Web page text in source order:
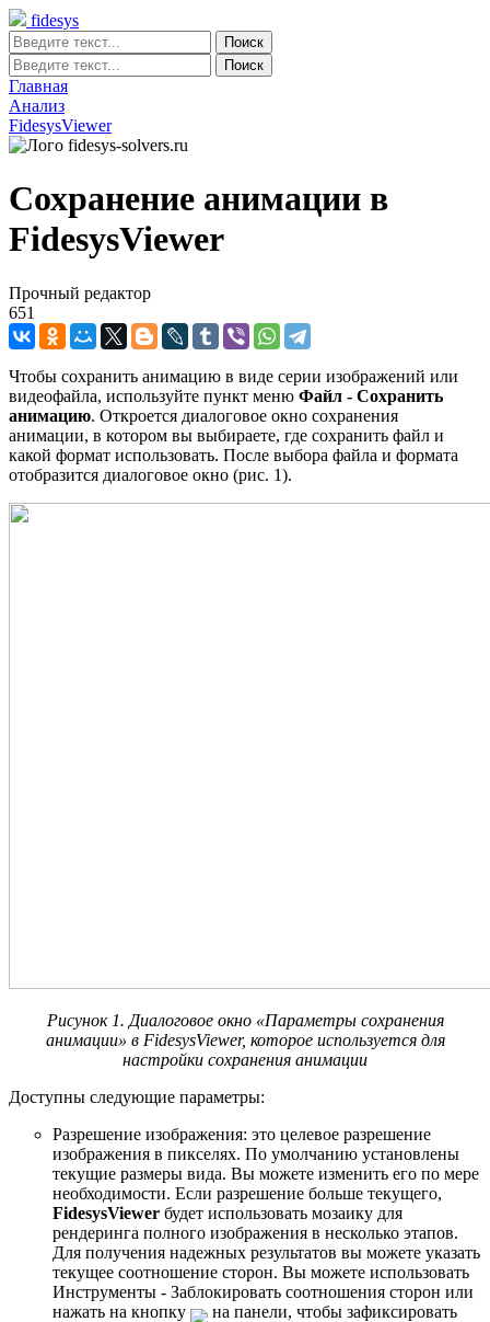
fidesys
Главная
Анализ
FidesysViewer
Сохранение анимации в
FidesysViewer
Прочный редактор
651
Чтобы сохранить анимацию в виде серии изображений или
видеофайла, используйте пункт меню Файл - Сохранить
анимацию. Откроется диалоговое окно сохранения
анимации, в котором вы выбираете, где сохранить файл и
какой формат использовать. После выбора файла и формата
отобразится диалоговое окно (рис. 1).
Рисунок 1. Диалоговое окно «Параметры сохранения
анимации» в FidesysViewer, которое используется для
настройки сохранения анимации
Доступны следующие параметры:
Разрешение изображения: это целевое разрешение
изображения в пикселях. По умолчанию установлены
текущие размеры вида. Вы можете изменить его по мере
необходимости. Если разрешение больше текущего,
FidesysViewer будет использовать мозаику для
рендеринга полного изображения в несколько этапов.
Для получения надежных результатов вы можете указать
текущее соотношение сторон. Вы можете использовать
Инструменты - Заблокировать соотношения сторон или
нажать на кнопку
на панели, чтобы зафиксировать